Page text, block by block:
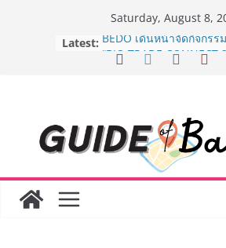
Saturday, August 8,
Latest: BEDO เดินหน้าจัดกิจกรร
“BIO TRADE CONNECT
สด ดอกไม้ประดิษฐ์ พวงม
ภัณฑ์ครบวงจร ขอเชิญเลื
และของขวัญต้อนรับวันแ
บริการทุกวันตลอด 24 ชั่วโ
Guangzhou Yinghao